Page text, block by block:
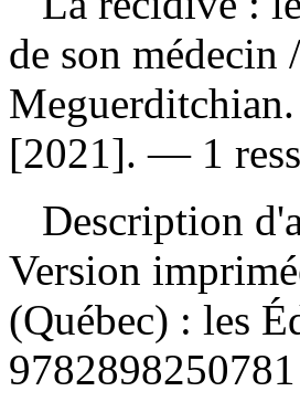
de son médecin
[2021]. — 1
Description
Version
(Québec) : les
9782898250781